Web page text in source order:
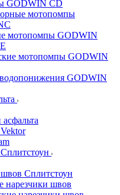
GODWIN CD
мотопомпы
мотопомпы GODWIN
мотопомпы GODWIN
GODWIN
Сплитстоун
нарезчики швов